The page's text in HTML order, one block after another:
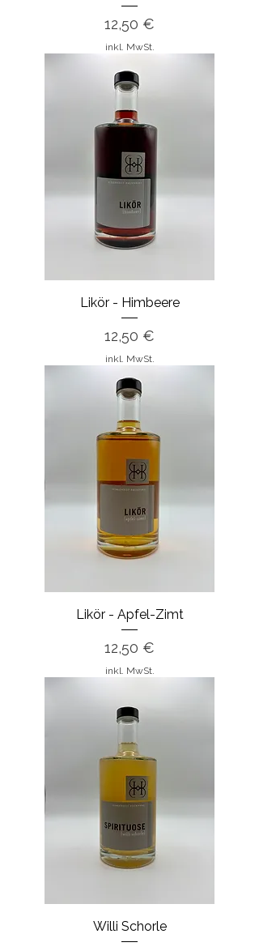
Preis
12,50 €
inkl. MwSt.
Likör - Himbeere
Preis
12,50 €
inkl. MwSt.
Likör - Apfel-Zimt
Preis
12,50 €
inkl. MwSt.
Willi Schorle